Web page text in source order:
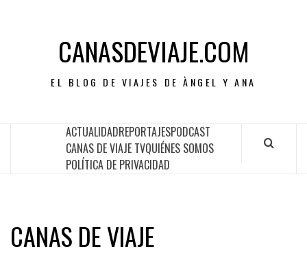
CANASDEVIAJE.COM
EL BLOG DE VIAJES DE ÀNGEL Y ANA
ACTUALIDADREPORTAJESPODCAST
CANAS DE VIAJE TVQUIÉNES SOMOS
POLÍTICA DE PRIVACIDAD
CANAS DE VIAJE